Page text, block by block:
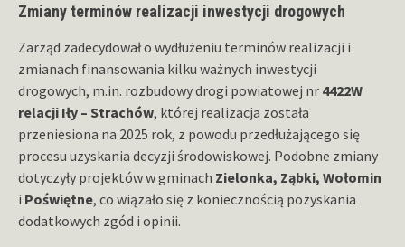
Zmiany terminów realizacji inwestycji drogowych
Zarząd zadecydował o wydłużeniu terminów realizacji i
zmianach finansowania kilku ważnych inwestycji
drogowych, m.in. rozbudowy drogi powiatowej nr 4422W
relacji Iły – Strachów, której realizacja została
przeniesiona na 2025 rok, z powodu przedłużającego się
procesu uzyskania decyzji środowiskowej. Podobne zmiany
dotyczyły projektów w gminach Zielonka, Ząbki, Wołomin
i Poświętne, co wiązało się z koniecznością pozyskania
dodatkowych zgód i opinii.